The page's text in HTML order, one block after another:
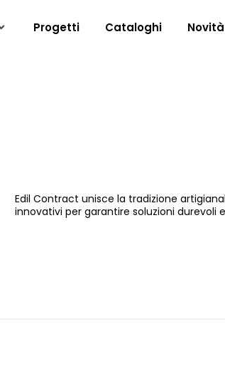
Progetti Cataloghi Novità
Edil Contract unisce la tradizione
innovativi per garantire soluzioni durevoli